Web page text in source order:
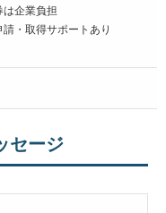
企業負担
・取得サポートあり
セージ